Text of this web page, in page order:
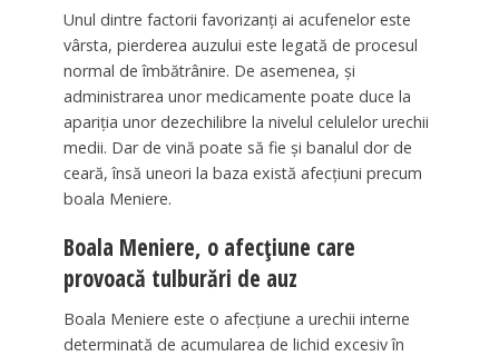
Unul dintre factorii favorizanți ai acufenelor este
vârsta, pierderea auzului este legată de procesul
normal de îmbătrânire. De asemenea, și
administrarea unor medicamente poate duce la
apariția unor dezechilibre la nivelul celulelor urechii
medii. Dar de vină poate să fie și banalul dor de
ceară, însă uneori la baza există afecțiuni precum
boala Meniere.
Boala Meniere, o afecțiune care
provoacă tulburări de auz
Boala Meniere este o afecțiune a urechii interne
determinată de acumularea de lichid excesiv în